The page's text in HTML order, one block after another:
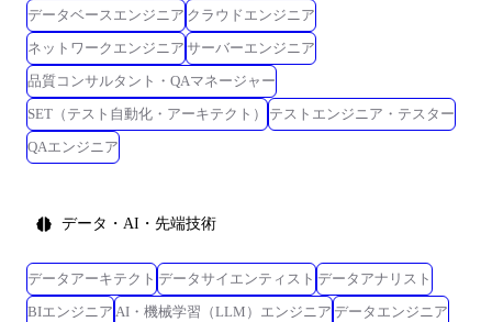
データベースエンジニア クラウドエンジニア
ネットワークエンジニア サーバーエンジニア
品質コンサルタント・QAマネージャー
SET（テスト自動化・アーキテクト）
テストエンジニア・テスター
QAエンジニア
データ・AI・先端技術
データアーキテクト データサイエンティスト データアナリスト
BIエンジニア AI・機械学習（LLM）エンジニア データエンジニア